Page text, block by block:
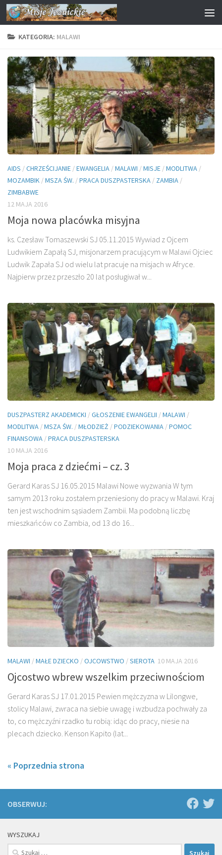
Przejdź do treści
KATEGORIA: MALAWI
AIDS /CHRZEŚCIJANIE /EWANGELIA /MALAWI /MISJE /MODLITWA /
MOZAMBIK /MSZA ŚW. /PRACA DUSZPASTERSKA / ZAMBIA /
ZIMBABWE
12 MAJA 2016
Moja nowa placówka misyjna
ks. Czesław Tomaszewski SJ 05.11.2015 Wywiad z Ojcem
Ludwikiem Zapałą SJ, misjonarzem pracującym w Malawi Ojciec
Ludwik Zapała SJ od wielu lat pracuje na misjach w Afryce.
Najpierw przez przeszło 20 lat posługiwał w...
DUSZPASTERZ AKADEMICKI /GŁOSZENIE EWANGELII /MALAWI /
MODLITWA /MSZA ŚW. /MŁODZIEŻ /PODZIEKOWANIA /POMOC
FINANSOWA /PRACA DUSZPASTERSKA
10 MAJA 2016
Moja praca z dziećmi – cz. 3
Gerard Karas SJ 16.05.2015 Malawi Nowe wyzwania W tym
samym 2013 roku zostałem przeniesiony do pracy w Malawi. Kraj
ten jest wschodnim sąsiadem Zambii. Ma podobną liczbę
mieszkańców co Zambia, od 13 do 16...
MALAWI /MAŁE DZIECKO /OJCOWSTWO /SIEROTA 10 MAJA 2016
Ojcostwo wbrew wszelkim przeciwnościom
Gerard Karas SJ 17.01.2015 Pewien mężczyzna w Lilongwe,
stolicy Malawi, zwraca na siebie uwagę i wzbudza pochwały za
to, co mężczyźni rzadko tu robią: idąc do pracy, niesie na
plecach dziecko. Kenson Kapito (lat...
« Poprzednia strona
OBSERWUJ:
WYSZUKAJ
Szukaj: